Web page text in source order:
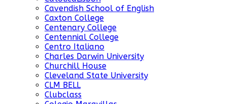
Cavendish School of English
Caxton College
Centenary College
Centennial College
Centro Italiano
Charles Darwin University
Churchill House
Cleveland State University
CLM BELL
Clubclass